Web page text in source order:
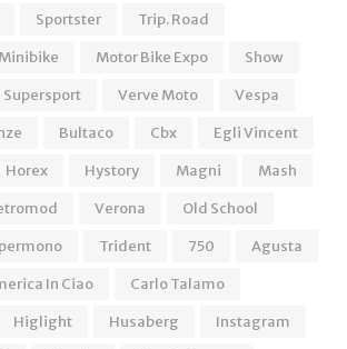
Sportster
Trip. Road
Minibike Motor Bike Expo
Show
Supersport Verve Moto
Vespa
Bultaco Cbx
Egli Vincent
Horex Hystory Magni
Mash
Verona
Old School
Trident 750
Agusta
In Ciao
Carlo Talamo
Higlight Husaberg
Instagram